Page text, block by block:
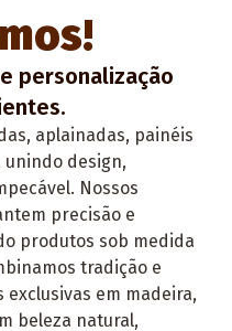
personalização
aplainadas, painéis
unindo design,
Nossos
precisão e
produtos sob medida
tradição e
em madeira,
beleza natural,